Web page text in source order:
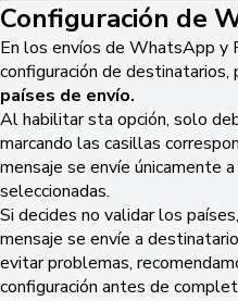
Configuración de
En los envíos de WhatsApp y
configuración de destinatarios,
países de envío.
Al habilitar sta opción, solo
marcando las casillas
mensaje se envíe únicamente
seleccionadas.
Si decides no validar los
mensaje se envíe a
evitar problemas,
configuración antes de